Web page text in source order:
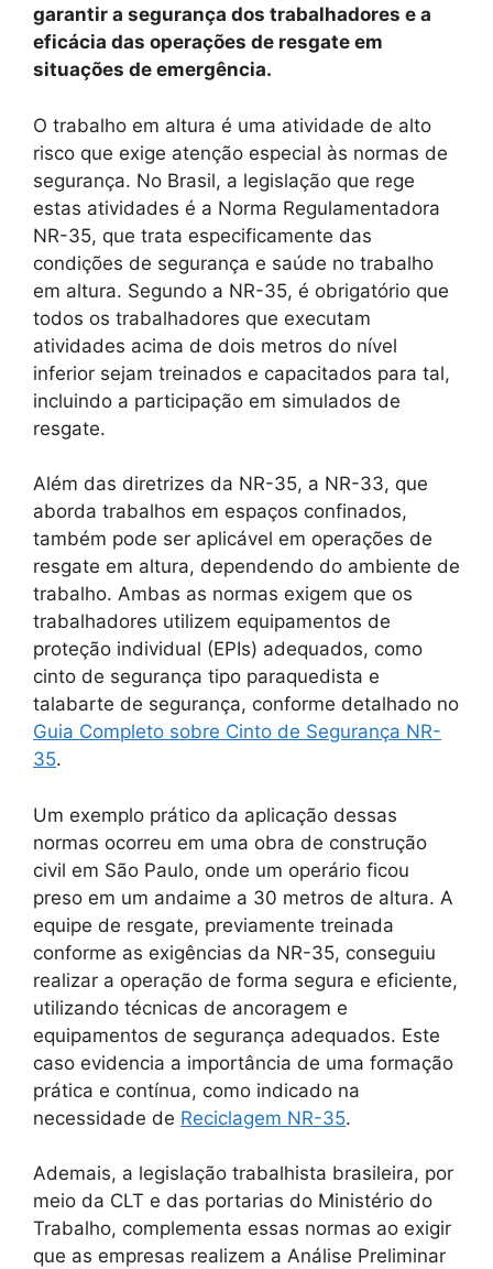
garantir a segurança dos trabalhadores e a
eficácia das operações de resgate em
situações de emergência.
O trabalho em altura é uma atividade de alto
risco que exige atenção especial às normas de
segurança. No Brasil, a legislação que rege
estas atividades é a Norma Regulamentadora
NR-35, que trata especificamente das
condições de segurança e saúde no trabalho
em altura. Segundo a NR-35, é obrigatório que
todos os trabalhadores que executam
atividades acima de dois metros do nível
inferior sejam treinados e capacitados para tal,
incluindo a participação em simulados de
resgate.
Além das diretrizes da NR-35, a NR-33, que
aborda trabalhos em espaços confinados,
também pode ser aplicável em operações de
resgate em altura, dependendo do ambiente de
trabalho. Ambas as normas exigem que os
trabalhadores utilizem equipamentos de
proteção individual (EPIs) adequados, como
cinto de segurança tipo paraquedista e
talabarte de segurança, conforme detalhado no
Guia Completo sobre Cinto de Segurança NR-
35.
Um exemplo prático da aplicação dessas
normas ocorreu em uma obra de construção
civil em São Paulo, onde um operário ficou
preso em um andaime a 30 metros de altura. A
equipe de resgate, previamente treinada
conforme as exigências da NR-35, conseguiu
realizar a operação de forma segura e eficiente,
utilizando técnicas de ancoragem e
equipamentos de segurança adequados. Este
caso evidencia a importância de uma formação
prática e contínua, como indicado na
necessidade de Reciclagem NR-35.
Ademais, a legislação trabalhista brasileira, por
meio da CLT e das portarias do Ministério do
Trabalho, complementa essas normas ao exigir
que as empresas realizem a Análise Preliminar